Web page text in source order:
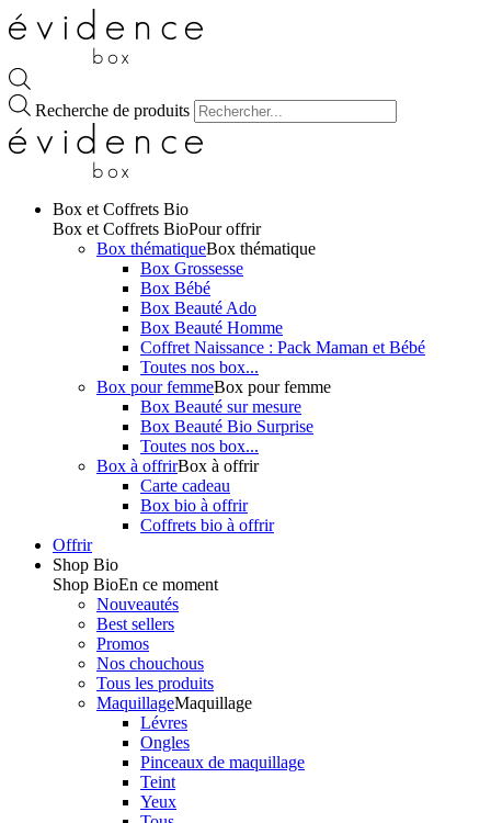
Recherche de produits
Box et Coffrets Bio
Box et Coffrets BioPour offrir
Box thématiqueBox thématique
Box Grossesse
Box Bébé
Box Beauté Ado
Box Beauté Homme
Coffret Naissance : Pack Maman et Bébé
Toutes nos box...
Box pour femmeBox pour femme
Box Beauté sur mesure
Box Beauté Bio Surprise
Toutes nos box...
Box à offrirBox à offrir
Carte cadeau
Box bio à offrir
Coffrets bio à offrir
Offrir
Shop Bio
Shop BioEn ce moment
Nouveautés
Best sellers
Promos
Nos chouchous
Tous les produits
MaquillageMaquillage
Lévres
Ongles
Pinceaux de maquillage
Teint
Yeux